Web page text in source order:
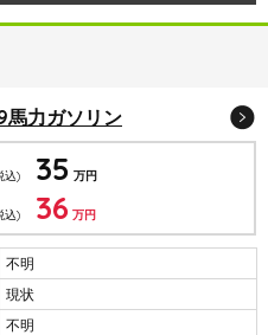
力ガソリン
込) 35 万円
込) 36 万円
不明
現状
不明